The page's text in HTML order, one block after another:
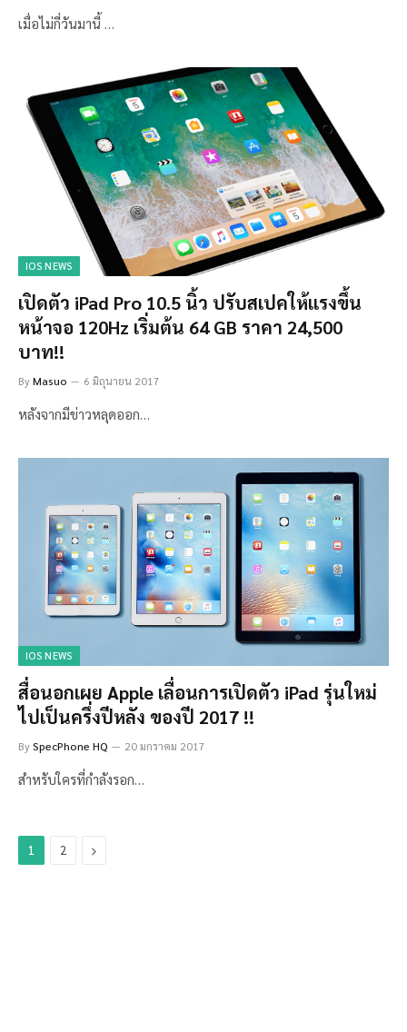
เมื่อไม่กี่วันมานี้ …
IOS NEWS
เปิดตัว iPad Pro 10.5 นิ้ว ปรับสเปคให้แรงขึ้น
หน้าจอ 120Hz เริ่มต้น 64 GB ราคา 24,500
บาท!!
ByMasuo 6 มิถุนายน 2017
หลังจากมีข่าวหลุดออก…
IOS NEWS
สื่อนอกเผย Apple เลื่อนการเปิดตัว iPad รุ่นใหม่
ไปเป็นครึ่งปีหลัง ของปี 2017 !!
BySpecPhone HQ 20 มกราคม 2017
สำหรับใครที่กำลังรอก…
1 2 Next